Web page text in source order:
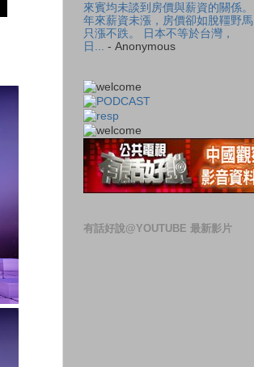
來賓均未談到房價與薪資的關係
年來薪資未漲，房價卻如脫韁野馬
只漲不跌。 日本不等於台灣，
日...
- Anonymous
有話好說@YOUTUBE 最新影片